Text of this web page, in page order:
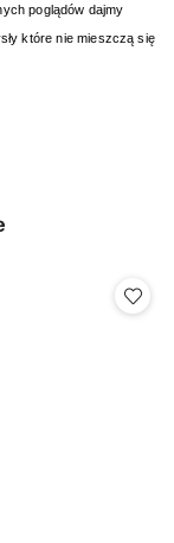
poglądów dajmy
które nie mieszczą się